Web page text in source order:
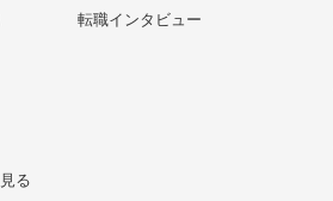
転職インタビュー
る